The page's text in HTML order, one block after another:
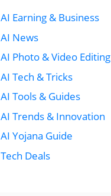
AI Earning & Business
AI News
AI Photo & Video Editing
AI Tech & Tricks
AI Tools & Guides
AI Trends & Innovation
AI Yojana Guide
Tech Deals